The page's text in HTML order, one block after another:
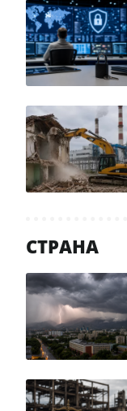
09:15
В
09:08
2026:
08:59
Ремонт
трассы
08:49
Трамп
08:29
млрд
для сел
СТРАНА